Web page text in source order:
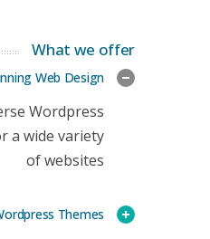
What we offer
Web Design
Wordpress
a wide variety
of websites
Themes